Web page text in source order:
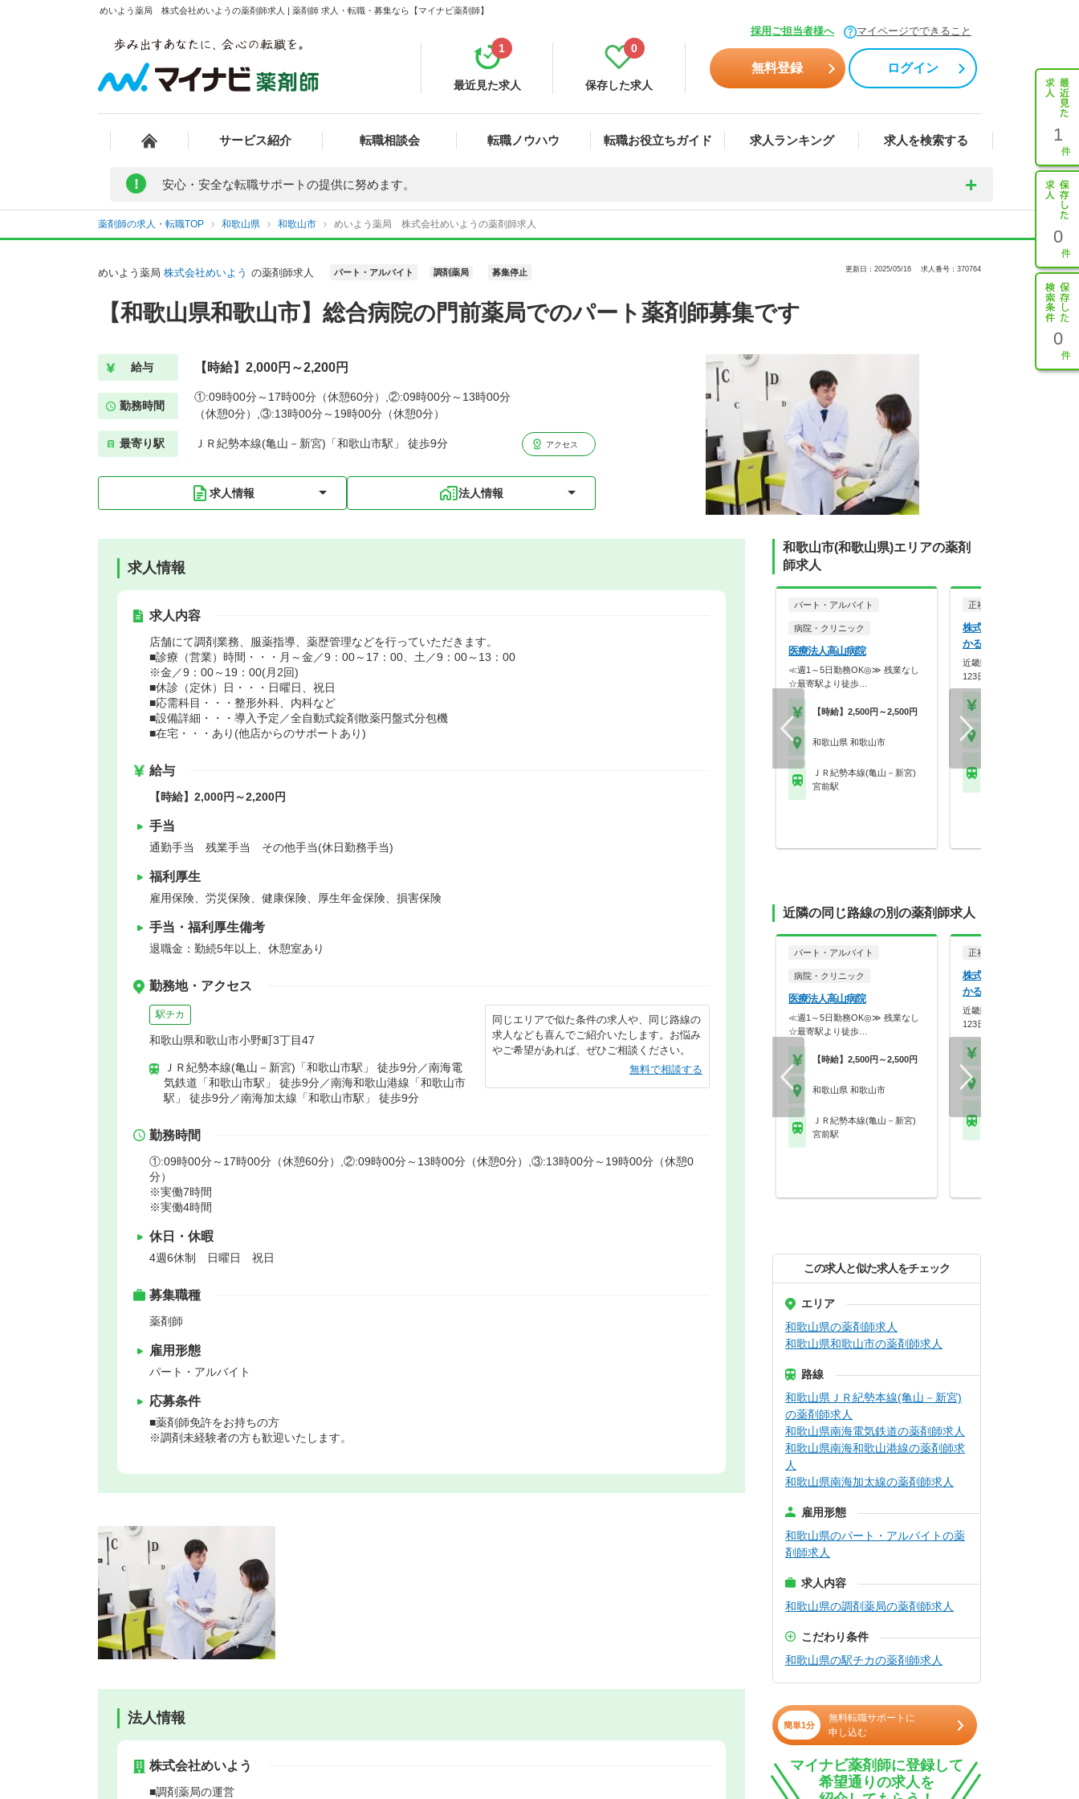
めいよう薬局 株式会社めいようの薬剤師求人 | 薬剤師 求人・転職・募集なら【マイナビ薬剤師】
採用ご担当者様へ マイページでできること
最近見た求人
1
保存した求人
0
無料登録 ログイン
サービス紹介 転職相談会 転職ノウハウ 転職お役立ちガイド 求人ランキング 求人を検索する 1
0
0
! 安心・安全な転職サポートの提供に努めます。
薬剤師の求人・転職TOP 和歌山県 和歌山市 めいよう薬局 株式会社めいようの薬剤師求人
めいよう薬局 株式会社めいよう の薬剤師求人 パート・アルバイト 調剤薬局 募集停止 更新日：2025/05/16 求人番号：370764
【和歌山県和歌山市】総合病院の門前薬局でのパート薬剤師募集です
給与 【時給】2,000円～2,200円
勤務時間
①:09時00分～17時00分（休憩60分）,②:09時00分～13時00分
（休憩0分）,③:13時00分～19時00分（休憩0分）
最寄り駅 ＪＲ紀勢本線(亀山－新宮)「和歌山市駅」 徒歩9分 アクセス
求人情報 法人情報
求人情報
求人内容
店舗にて調剤業務、服薬指導、薬歴管理などを行っていただきます。
■診療（営業）時間・・・月～金／9：00～17：00、土／9：00～13：00
※金／9：00～19：00(月2回)
■休診（定休）日・・・日曜日、祝日
■応需科目・・・整形外科、内科など
■設備詳細・・・導入予定／全自動式錠剤散薬円盤式分包機
■在宅・・・あり(他店からのサポートあり)
給与
【時給】2,000円～2,200円
手当
通勤手当 残業手当 その他手当(休日勤務手当)
福利厚生
雇用保険、労災保険、健康保険、厚生年金保険、損害保険
手当・福利厚生備考
退職金：勤続5年以上、休憩室あり
勤務地・アクセス
駅チカ
和歌山県和歌山市小野町3丁目47
ＪＲ紀勢本線(亀山－新宮)「和歌山市駅」 徒歩9分／南海電
気鉄道「和歌山市駅」 徒歩9分／南海和歌山港線「和歌山市
駅」 徒歩9分／南海加太線「和歌山市駅」 徒歩9分
同じエリアで似た条件の求人や、同じ路線の
求人なども喜んでご紹介いたします。お悩み
やご希望があれば、ぜひご相談ください。
無料で相談する
勤務時間
①:09時00分～17時00分（休憩60分）,②:09時00分～13時00分（休憩0分）,③:13時00分～19時00分（休憩0
分）
※実働7時間
※実働4時間
休日・休暇
4週6休制 日曜日 祝日
募集職種
薬剤師
雇用形態
パート・アルバイト
応募条件
■薬剤師免許をお持ちの方
※調剤未経験者の方も歓迎いたします。
法人情報
株式会社めいよう
■調剤薬局の運営
和歌山市(和歌山県)エリアの薬剤
師求人
パート・アルバイト
病院・クリニック
医療法人高山病院
≪週1～5日勤務OK◎≫ 残業なし
☆最寄駅より徒歩…
【時給】2,500円～2,500円
和歌山県 和歌山市
ＪＲ紀勢本線(亀山－新宮)
宮前駅
正社員
株式会社メディカルかる
かるがも薬局 和歌山店
近畿圏に90店舗展開！年間
123日×スギHD母…
近隣の同じ路線の別の薬剤師求人
パート・アルバイト
病院・クリニック
医療法人高山病院
≪週1～5日勤務OK◎≫ 残業なし
☆最寄駅より徒歩…
【時給】2,500円～2,500円
和歌山県 和歌山市
ＪＲ紀勢本線(亀山－新宮)
宮前駅
正社員
株式会社メディカルかる
かるがも薬局 和歌山店
近畿圏に90店舗展開！年間
123日×スギHD母…
この求人と似た求人をチェック
エリア
和歌山県の薬剤師求人
和歌山県和歌山市の薬剤師求人
路線
和歌山県ＪＲ紀勢本線(亀山－新宮)
の薬剤師求人
和歌山県南海電気鉄道の薬剤師求人
和歌山県南海和歌山港線の薬剤師求
人
和歌山県南海加太線の薬剤師求人
雇用形態
和歌山県のパート・アルバイトの薬
剤師求人
求人内容
和歌山県の調剤薬局の薬剤師求人
こだわり条件
和歌山県の駅チカの薬剤師求人
簡単1分
無料転職サポートに
申し込む
マイナビ薬剤師に登録して
希望通りの求人を